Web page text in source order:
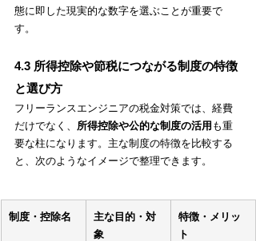
態に即した現実的な数字を選ぶことが重要で
す。
4.3 所得控除や節税につながる制度の特徴
と選び方
フリーランスエンジニアの税金対策では、経費
だけでなく、 所得控除や公的な制度の活用 も重
要な柱になります。主な制度の特徴を比較する
と、次のようなイメージで整理できます。
制度・控除名
主な目的・対
象
特徴・メリッ
ト